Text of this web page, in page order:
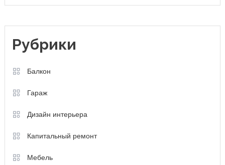
Рубрики
Балкон
Гараж
Дизайн интерьера
Капитальный ремонт
Мебель